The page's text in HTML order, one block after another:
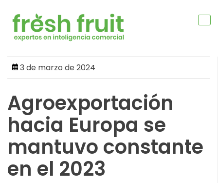
content
3 de marzo de 2024
Agroexportación
hacia Europa se
mantuvo constante
en el 2023